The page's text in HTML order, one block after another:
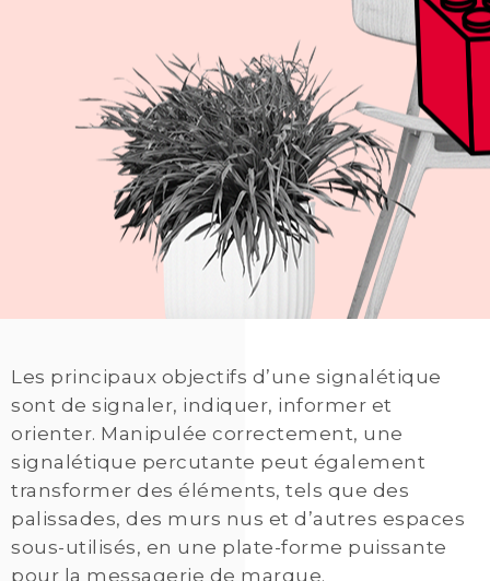
Les principaux objectifs d’une signalétique
sont de signaler, indiquer, informer et
orienter. Manipulée correctement, une
signalétique percutante peut également
transformer des éléments, tels que des
palissades, des murs nus et d’autres espaces
sous-utilisés, en une plate-forme puissante
pour la messagerie de marque.